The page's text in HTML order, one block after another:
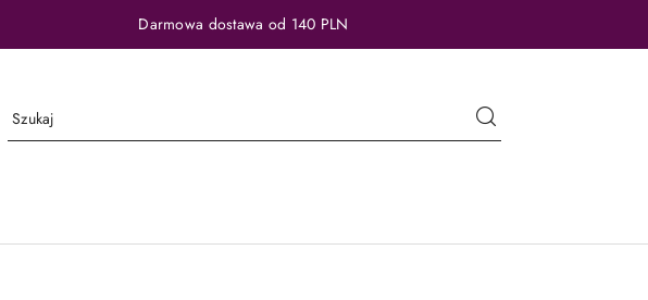
Darmowa dostawa od 140 PLN